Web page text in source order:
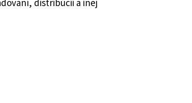
distribúcii a inej